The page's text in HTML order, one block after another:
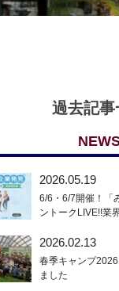
過去記事
2026.05.19
6/6・6/7開催！「
ントークLIVE!!業
2026.02.13
春季キャンプ
ました